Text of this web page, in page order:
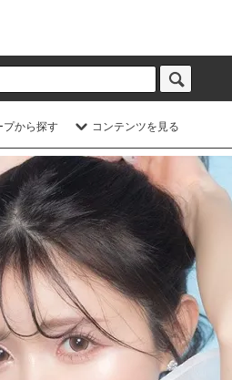
プから探す コンテンツを見る